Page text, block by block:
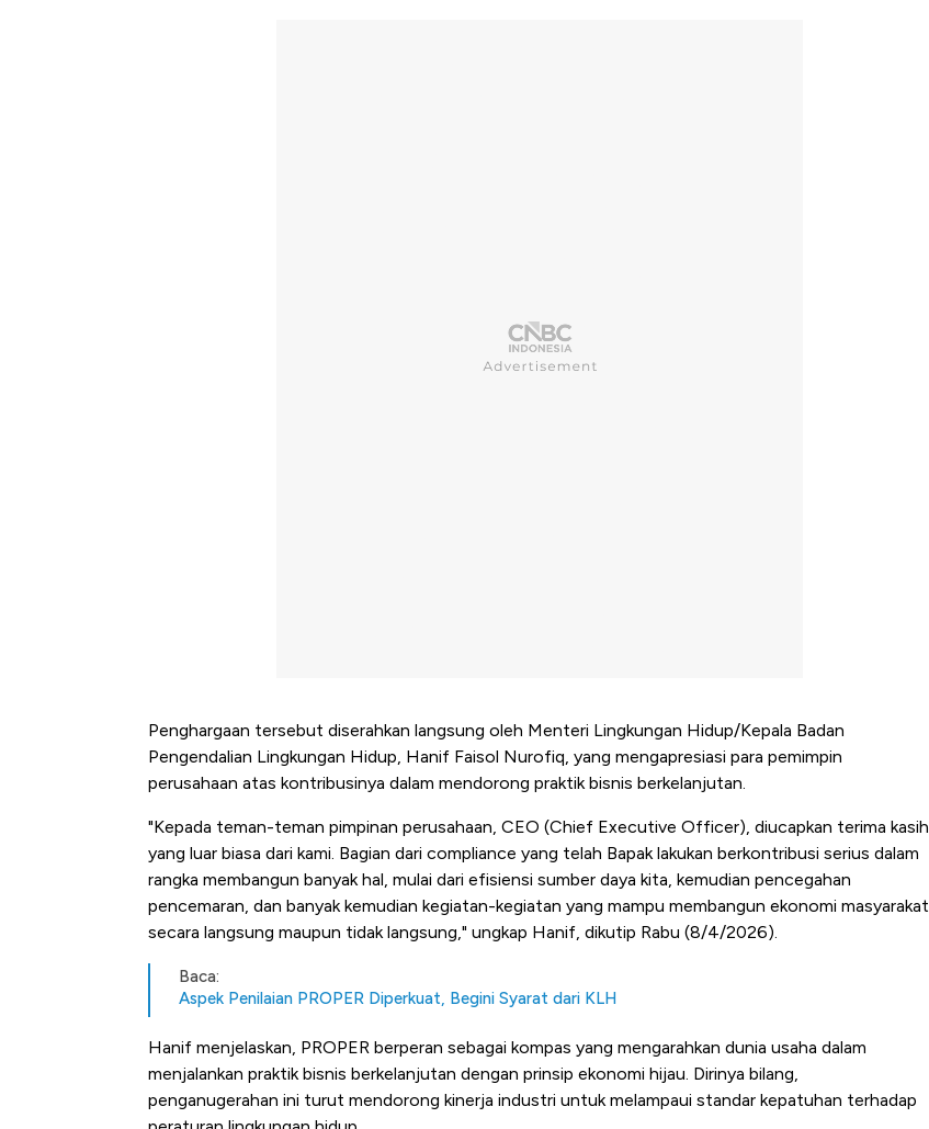
Penghargaan tersebut diserahkan langsung oleh Menteri Lingkungan Hidup/Kepala Badan
Pengendalian Lingkungan Hidup, Hanif Faisol Nurofiq, yang mengapresiasi para pemimpin
perusahaan atas kontribusinya dalam mendorong praktik bisnis berkelanjutan.
"Kepada teman-teman pimpinan perusahaan, CEO (Chief Executive Officer), diucapkan terima kasih
yang luar biasa dari kami. Bagian dari compliance yang telah Bapak lakukan berkontribusi serius dalam
rangka membangun banyak hal, mulai dari efisiensi sumber daya kita, kemudian pencegahan
pencemaran, dan banyak kemudian kegiatan-kegiatan yang mampu membangun ekonomi masyarakat
secara langsung maupun tidak langsung," ungkap Hanif, dikutip Rabu (8/4/2026).
Baca:
Aspek Penilaian PROPER Diperkuat, Begini Syarat dari KLH
Hanif menjelaskan, PROPER berperan sebagai kompas yang mengarahkan dunia usaha dalam
menjalankan praktik bisnis berkelanjutan dengan prinsip ekonomi hijau. Dirinya bilang,
penganugerahan ini turut mendorong kinerja industri untuk melampaui standar kepatuhan terhadap
Kongo Tutup Keran Ekspor, Harga
10 Provinsi dengan Tingkat